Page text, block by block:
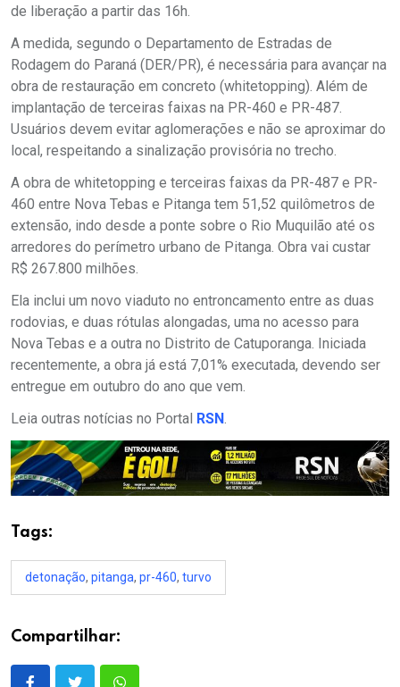
de liberação a partir das 16h.
A medida, segundo o Departamento de Estradas de
Rodagem do Paraná (DER/PR), é necessária para avançar na
obra de restauração em concreto (whitetopping). Além de
implantação de terceiras faixas na PR-460 e PR-487.
Usuários devem evitar aglomerações e não se aproximar do
local, respeitando a sinalização provisória no trecho.
A obra de whitetopping e terceiras faixas da PR-487 e PR-
460 entre Nova Tebas e Pitanga tem 51,52 quilômetros de
extensão, indo desde a ponte sobre o Rio Muquilão até os
arredores do perímetro urbano de Pitanga. Obra vai custar
R$ 267.800 milhões.
Ela inclui um novo viaduto no entroncamento entre as duas
rodovias, e duas rótulas alongadas, uma no acesso para
Nova Tebas e a outra no Distrito de Catuporanga. Iniciada
recentemente, a obra já está 7,01% executada, devendo ser
entregue em outubro do ano que vem.
Leia outras notícias no Portal RSN
Tags:
detonação, pitanga, pr-460, turvo
Compartilhar: